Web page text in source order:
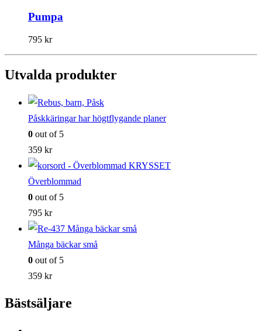
Pumpa
795 kr
Utvalda produkter
Påskkäringar har högtflygande planer
0 out of 5
359 kr
Överblommad
0 out of 5
795 kr
Många bäckar små
0 out of 5
359 kr
Bästsäljare